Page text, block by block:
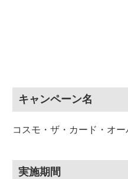
キャンペーン名
コスモ・ザ・カード・オ
実施期間